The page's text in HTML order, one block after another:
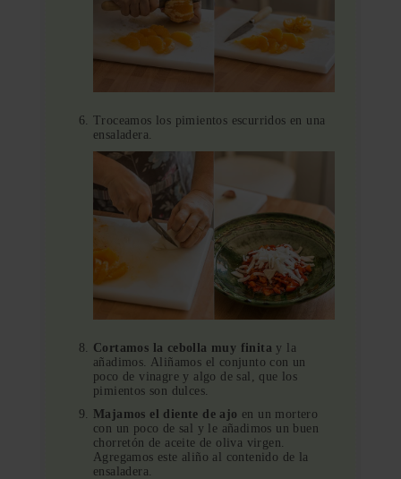
Troceamos los pimientos escurridos en una
ensaladera.
Cortamos la cebolla muy finita y la
añadimos. Aliñamos el conjunto con un
poco de vinagre y algo de sal, que los
pimientos son dulces.
Majamos el diente de ajo en un mortero
con un poco de sal y le añadimos un buen
chorretón de aceite de oliva virgen.
Agregamos este aliño al contenido de la
ensaladera.